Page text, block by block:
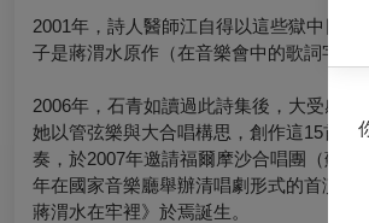
2001年，詩人醫師江自得以這些獄中日
子是蔣渭水原作（在音樂會中的歌詞字幕
2006年，石青如讀過此詩集後，大受感
她以管弦樂與大合唱構思，創作這15首
奏，於2007年邀請福爾摩沙合唱團（蘇慶
年在國家音樂廳舉辦清唱劇形式的首演，
蔣渭水在牢裡》於焉誕生。